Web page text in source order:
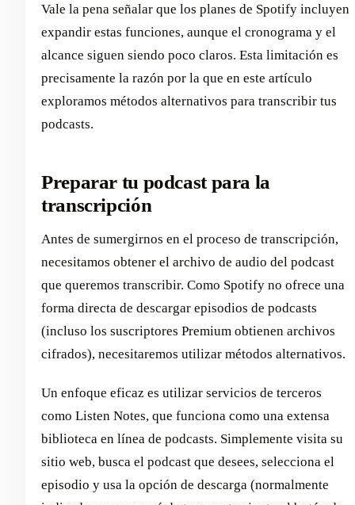
Vale la pena señalar que los planes de Spotify incluyen
expandir estas funciones, aunque el cronograma y el
alcance siguen siendo poco claros. Esta limitación es
precisamente la razón por la que en este artículo
exploramos métodos alternativos para transcribir tus
podcasts.
Preparar tu podcast para la
transcripción
Antes de sumergirnos en el proceso de transcripción,
necesitamos obtener el archivo de audio del podcast
que queremos transcribir. Como Spotify no ofrece una
forma directa de descargar episodios de podcasts
(incluso los suscriptores Premium obtienen archivos
cifrados), necesitaremos utilizar métodos alternativos.
Un enfoque eficaz es utilizar servicios de terceros
como Listen Notes, que funciona como una extensa
biblioteca en línea de podcasts. Simplemente visita su
sitio web, busca el podcast que desees, selecciona el
episodio y usa la opción de descarga (normalmente